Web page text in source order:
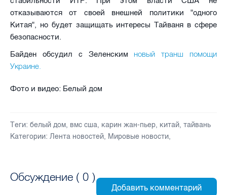
отказываются от своей внешней политики "одного
Китая", но будет защищать интересы Тайваня в сфере
безопасности.
Байден обсудил с Зеленскимновый транш помощи
Украине.
Фото и видео: Белый дом
Теги: белый дом, вмс сша, карин жан-пьер, китай, тайвань
Категории: Лента новостей, Мировые новости,
Обсуждение ( 0 )